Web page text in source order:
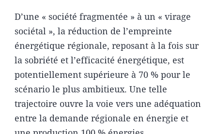
D’une « société fragmentée » à un « virage
sociétal », la réduction de l’empreinte
énergétique régionale, reposant à la fois sur
la sobriété et l’efficacité énergétique, est
potentiellement supérieure à 70 % pour le
scénario le plus ambitieux. Une telle
trajectoire ouvre la voie vers une adéquation
entre la demande régionale en énergie et